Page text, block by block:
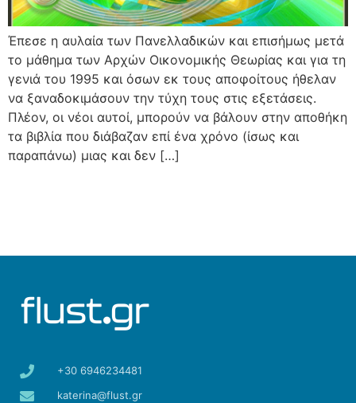
Έπεσε η αυλαία των Πανελλαδικών και επισήμως μετά
το μάθημα των Αρχών Οικονομικής Θεωρίας και για τη
γενιά του 1995 και όσων εκ τους αποφοίτους ήθελαν
να ξαναδοκιμάσουν την τύχη τους στις εξετάσεις.
Πλέον, οι νέοι αυτοί, μπορούν να βάλουν στην αποθήκη
τα βιβλία που διάβαζαν επί ένα χρόνο (ίσως και
παραπάνω) μιας και δεν […]
+30 6946234481
katerina@flust.gr